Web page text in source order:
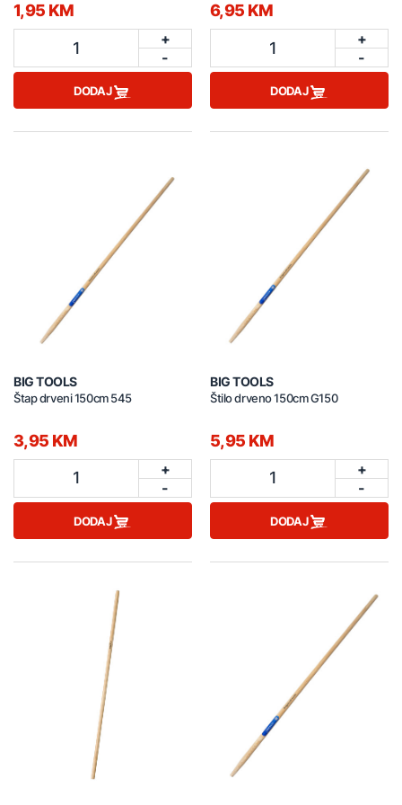
1,95 KM
1
+
-
DODAJ
6,95 KM
1
+
-
DODAJ
BIG TOOLS
Štap drveni 150cm 545
3,95 KM
1
+
-
DODAJ
BIG TOOLS
Štilo drveno 150cm G150
5,95 KM
1
+
-
DODAJ